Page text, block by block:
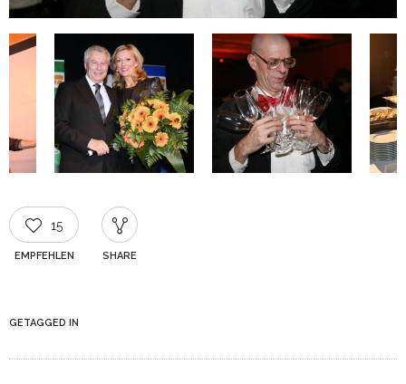
15
EMPFEHLEN SHARE
GETAGGED IN